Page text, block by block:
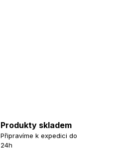
Produkty skladem
Připravíme k expedici do
24h